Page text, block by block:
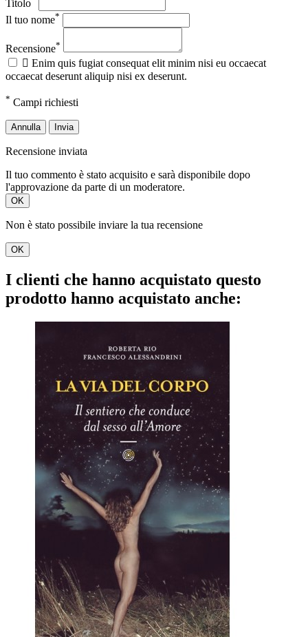
Titolo
Il tuo nome*
Recensione*
 Enim quis fugiat consequat elit minim nisi eu occaecat
occaecat deserunt aliquip nisi ex deserunt.
* Campi richiesti
Annulla Invia
Recensione inviata
Il tuo commento è stato acquisito e sarà disponibile dopo
l'approvazione da parte di un moderatore.
OK
Non è stato possibile inviare la tua recensione
OK
I clienti che hanno acquistato questo
prodotto hanno acquistato anche: